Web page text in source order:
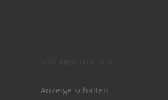
Anzeige schalten